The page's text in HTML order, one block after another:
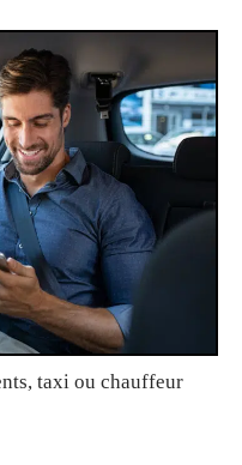
taxi ou chauffeur